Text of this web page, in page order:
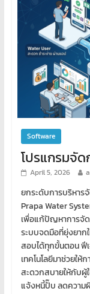
Software
โปรแกรมจัด
April 5, 2026
ยกระดับการบริหาร
Prapa Water
เพื่อแก้ปัญหาการจัด
ระบบจดมือที่ยุ่งยาก
สอบได้ทุกขั้นตอน ฟีเ
เทคโนโลยีมาช่วยให้
สะดวกสบายให้กับผู้
แจ้งหนี้ปั๊บ ลดความ